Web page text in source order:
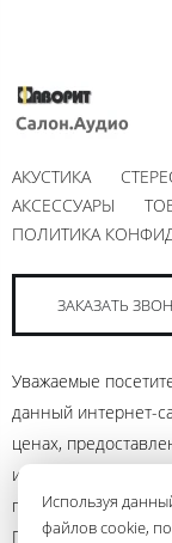
Используя
файлов cookie,
АКУСТИКА
АКСЕССУАРЫ
ПОЛИТИКА
ЗАКАЗАТЬ
Уважаемые
данный интернет-
ценах,
информационный
публичной
Гражданского